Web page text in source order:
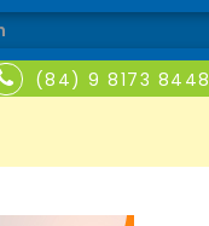
(84) 9 8173 8448